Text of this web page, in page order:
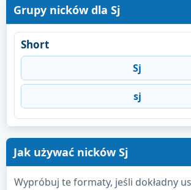
Grupy nicków dla Sj
Short
Sj
sj
Jak używać nicków Sj
Wypróbuj te formaty, jeśli dokładny